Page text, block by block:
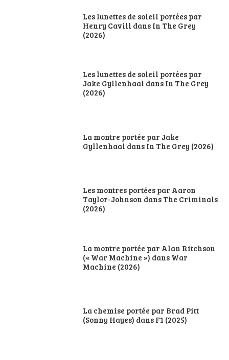
Les lunettes de soleil portées par
Henry Cavill dans In The Grey
(2026)
Les lunettes de soleil portées par
Jake Gyllenhaal dans In The Grey
(2026)
La montre portée par Jake
Gyllenhaal dans In The Grey (2026)
Les montres portées par Aaron
Taylor-Johnson dans The Criminals
(2026)
La montre portée par Alan Ritchson
(« War Machine ») dans War
Machine (2026)
La chemise portée par Brad Pitt
(Sonny Hayes) dans F1 (2025)